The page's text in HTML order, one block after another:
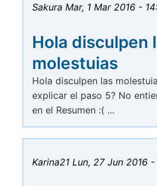
Sakura Mar, 1 Mar 2016 -
Hola disculpen
molestuias
Hola disculpen las
explicar el paso 5? No
en el Resumen :( ...
Karina21 Lun, 27 Jun 2016 -